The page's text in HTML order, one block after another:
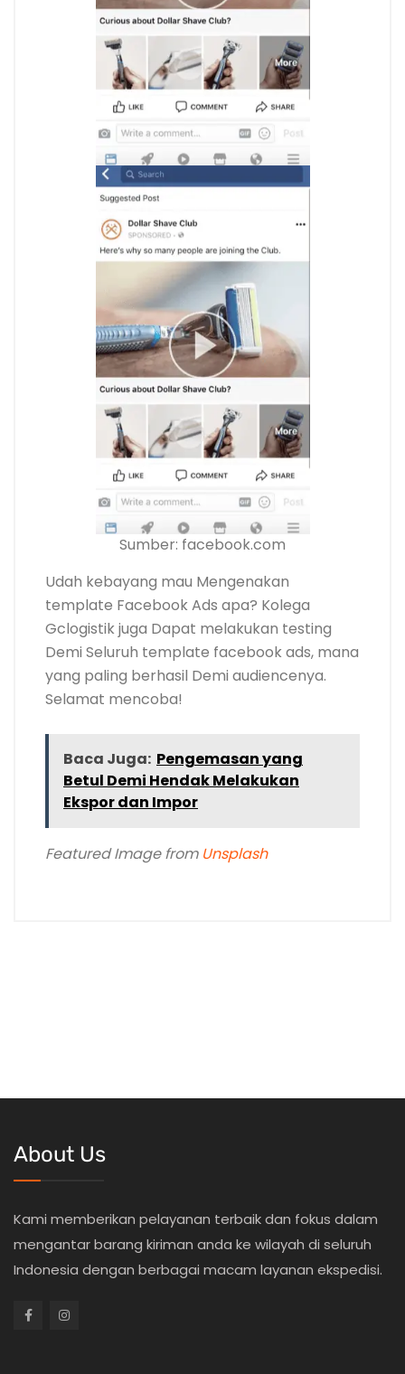
Sumber: facebook.com
Udah kebayang mau Mengenakan
template Facebook Ads apa? Kolega
Gclogistik juga Dapat melakukan testing
Demi Seluruh template facebook ads, mana
yang paling berhasil Demi audiencenya.
Selamat mencoba!
Baca Juga: Pengemasan yang
Betul Demi Hendak Melakukan
Ekspor dan Impor
Featured Image from Unsplash
About Us
Kami memberikan pelayanan terbaik dan fokus dalam
mengantar barang kiriman anda ke wilayah di seluruh
Indonesia dengan berbagai macam layanan ekspedisi.